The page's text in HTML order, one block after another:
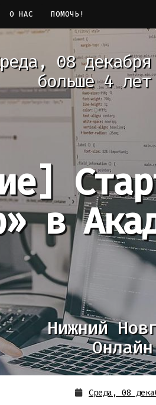
О НАС ПОМОЧЬ!
08
больше 4
в
Нижний
Онлайн
Среда, 08